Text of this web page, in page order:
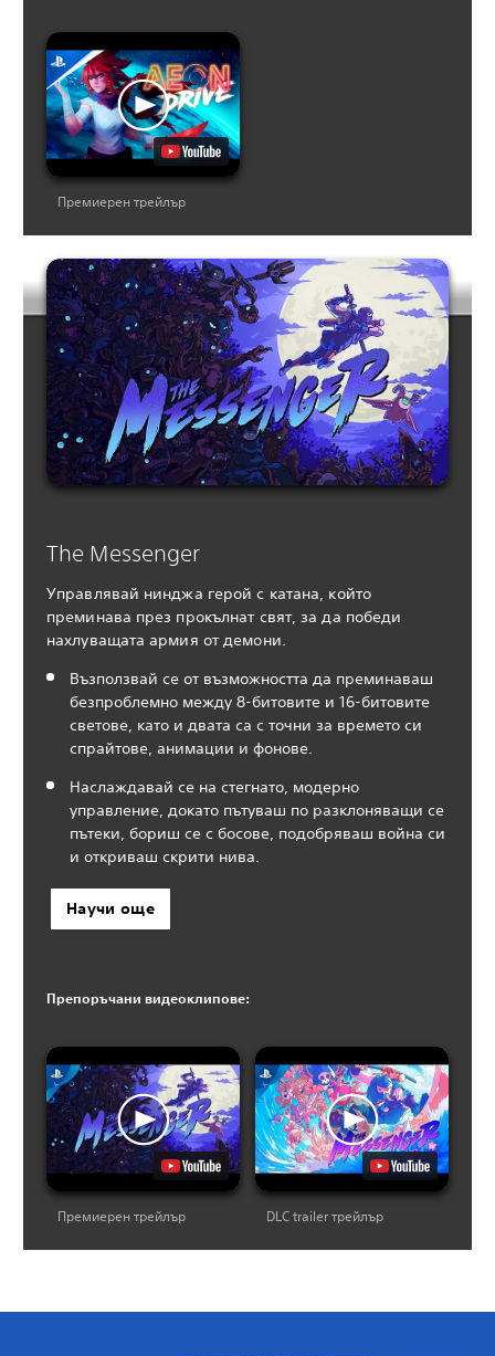
Премиерен трейлър
The Messenger
Управлявай нинджа герой с катана, който
преминава през прокълнат свят, за да победи
нахлуващата армия от демони.
Възползвай се от възможността да преминаваш
безпроблемно между 8-битовите и 16-битовите
светове, като и двата са с точни за времето си
спрайтове, анимации и фонове.
Наслаждавай се на стегнато, модерно
управление, докато пътуваш по разклоняващи се
пътеки, бориш се с босове, подобряваш война си
и откриваш скрити нива.
Научи още
Препоръчани видеоклипове:
Премиерен трейлър DLC trailer трейлър